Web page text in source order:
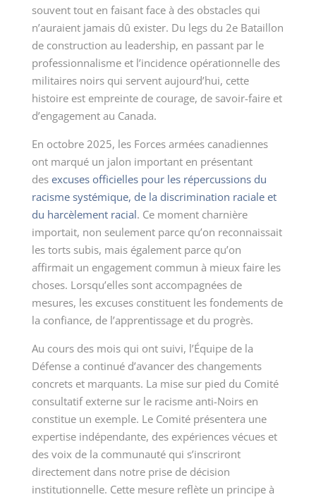
souvent tout en faisant face à des obstacles qui
n’auraient jamais dû exister. Du legs du 2e Bataillon
de construction au leadership, en passant par le
professionnalisme et l’incidence opérationnelle des
militaires noirs qui servent aujourd’hui, cette
histoire est empreinte de courage, de savoir-faire et
d’engagement au Canada.
En octobre 2025, les Forces armées canadiennes
ont marqué un jalon important en présentant
des excuses officielles pour les répercussions du
racisme systémique, de la discrimination raciale et
du harcèlement racial. Ce moment charnière
importait, non seulement parce qu’on reconnaissait
les torts subis, mais également parce qu’on
affirmait un engagement commun à mieux faire les
choses. Lorsqu’elles sont accompagnées de
mesures, les excuses constituent les fondements de
la confiance, de l’apprentissage et du progrès.
Au cours des mois qui ont suivi, l’Équipe de la
Défense a continué d’avancer des changements
concrets et marquants. La mise sur pied du Comité
consultatif externe sur le racisme anti-Noirs en
constitue un exemple. Le Comité présentera une
expertise indépendante, des expériences vécues et
des voix de la communauté qui s’inscriront
directement dans notre prise de décision
institutionnelle. Cette mesure reflète un principe à